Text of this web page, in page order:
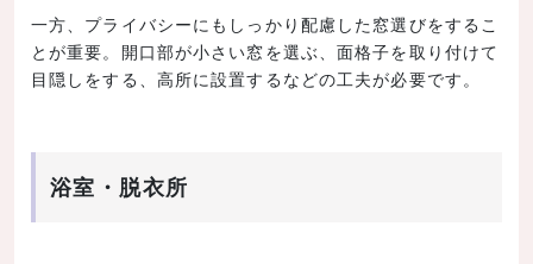
一方、プライバシーにもしっかり配慮した窓選びをするこ
とが重要。開口部が小さい窓を選ぶ、面格子を取り付けて
目隠しをする、高所に設置するなどの工夫が必要です。
浴室・脱衣所